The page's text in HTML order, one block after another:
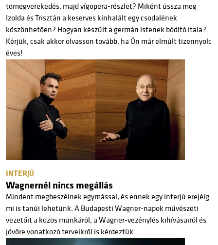
tömegverekedés, majd vígopera-részlet? Miként ússza meg
Izolda és Trisztán a keserves kínhalált egy csodalének
köszönhetően? Hogyan készült a germán istenek bódító itala?
Kérjük, csak akkor olvasson tovább, ha Ön már elmúlt tizennyolc
éves!
INTERJÚ
Wagnernél nincs megállás
Mindent megbeszélnek egymással, és ennek egy interjú erejéig
mi is tanúi lehetünk. A Budapesti Wagner-napok művészeti
vezetőit a közös munkáról, a Wagner-vezénylés kihívásairól és
jövőre vonatkozó terveikről is kérdeztük.